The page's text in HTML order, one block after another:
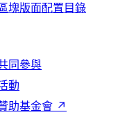
塊版面配置目錄
同參與
動
助基金會 ↗